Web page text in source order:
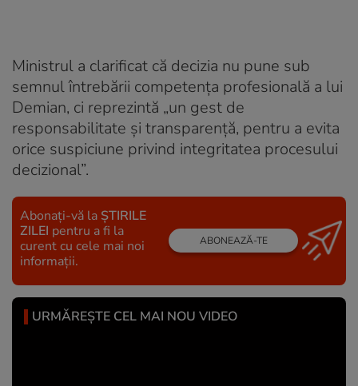
Ministrul a clarificat că decizia nu pune sub
semnul întrebării competența profesională a lui
Demian, ci reprezintă „un gest de
responsabilitate și transparență, pentru a evita
orice suspiciune privind integritatea procesului
decizional”.
Abonați-vă la ȘTIRILE
ZILEI pentru a fi la
curent cu cele mai noi
informații.
ABONEAZĂ-TE
URMĂREȘTE CEL MAI NOU VIDEO